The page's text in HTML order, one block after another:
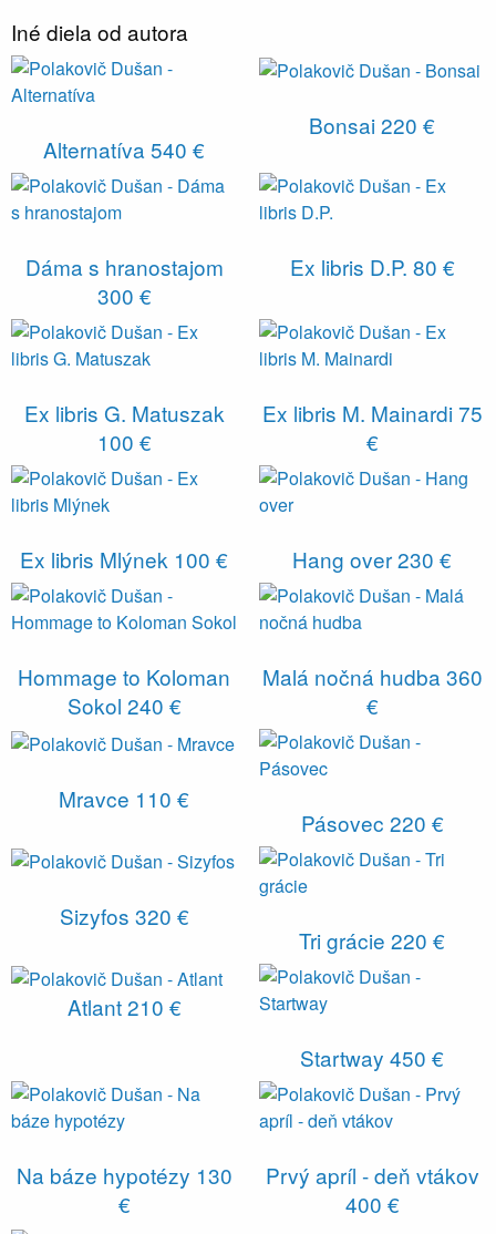
Iné diela od autora
Alternatíva 540 €
Bonsai220 €
Dáma s hranostajom
300 €
Ex libris D.P. 80 €
Ex libris G. Matuszak
100 €
Ex libris M. Mainardi75
€
Ex libris Mlýnek 100 € Hang over230 €
Hommage to Koloman
Sokol 240 €
Malá nočná hudba 360
€
Mravce 110 €
Pásovec 220 €
Sizyfos 320 €
Tri grácie 220 €
Atlant210 €
Startway 450 €
Na báze hypotézy 130
€
Prvý apríl - deň vtákov
400 €